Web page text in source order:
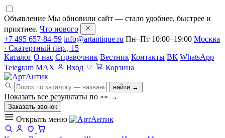
Объявление Мы обновили сайт — стало удобнее, быстрее и
приятнее. Что нового
+7 495 657-84-59 info@artantique.ru Пн–Пт 10:00–19:00 Москва
· Скатертный пер., 15
Каталог О нас Справочник Вестник Контакты ВК WhatsApp
Telegram MAX Вход Корзина
найти →
Показать все результаты по «» →
Заказать звонок
Открыть меню